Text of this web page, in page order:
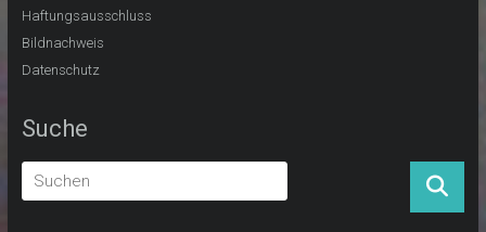
Haftungsausschluss
Bildnachweis
Datenschutz
Suche